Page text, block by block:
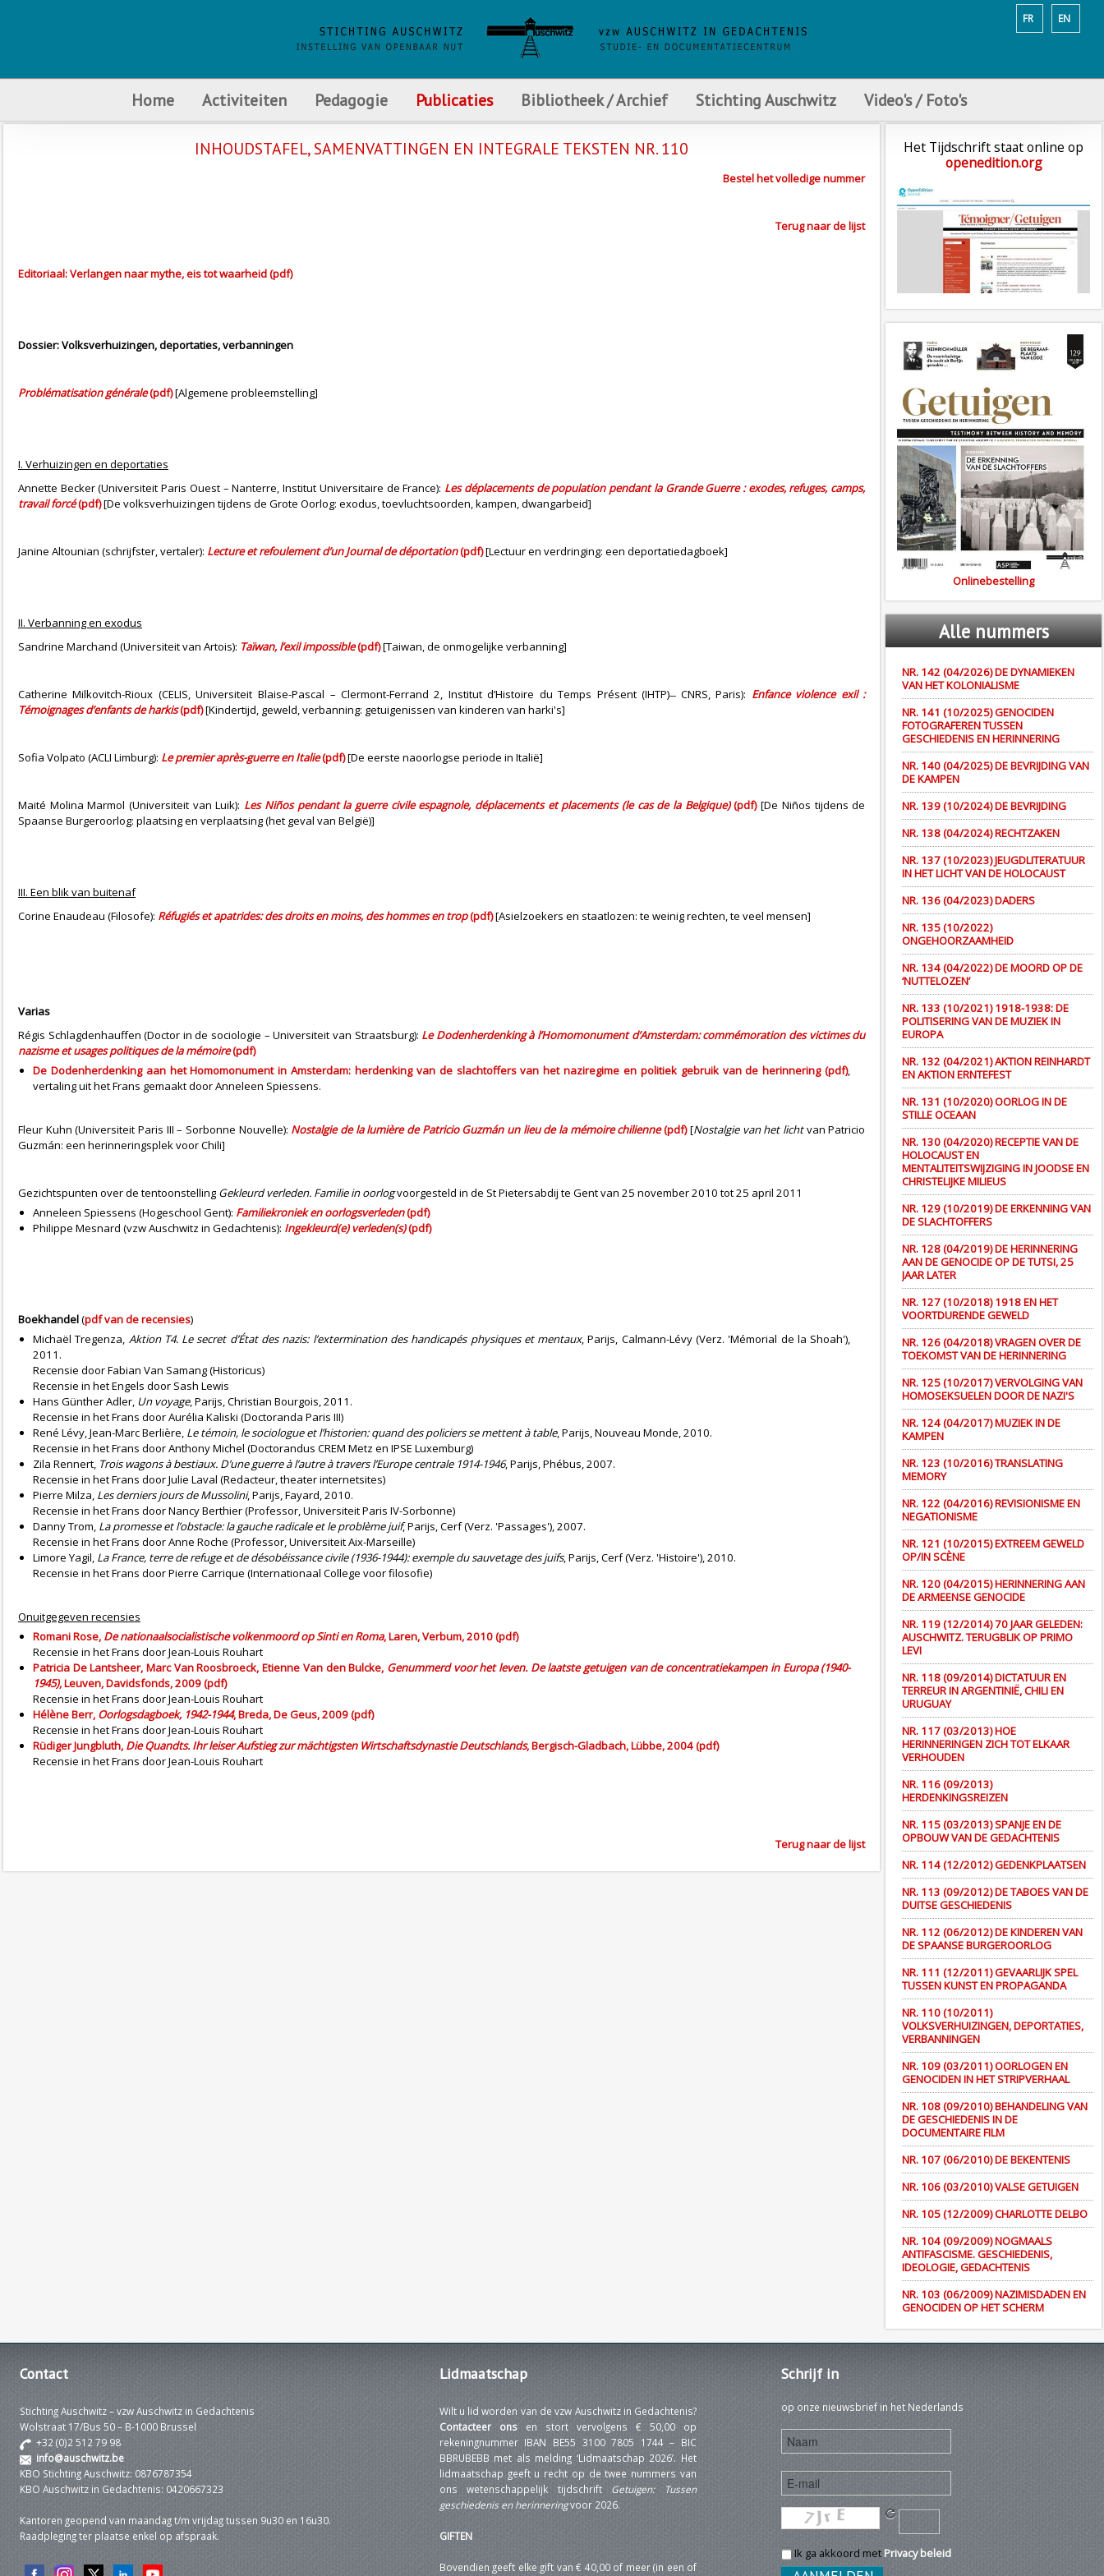
EN
FR
Home Activiteiten Pedagogie Publicaties Bibliotheek / Archief Stichting Auschwitz Video's / Foto's
INHOUDSTAFEL, SAMENVATTINGEN EN INTEGRALE TEKSTEN NR. 110
Bestel het volledige nummer
Terug naar de lijst
Editoriaal: Verlangen naar mythe, eis tot waarheid (pdf)
Dossier: Volksverhuizingen, deportaties, verbanningen
Problématisation générale(pdf)[Algemene probleemstelling]
I. Verhuizingen en deportaties
Annette Becker (Universiteit Paris Ouest – Nanterre, Institut Universitaire de France): Les déplacements de population pendant la Grande Guerre : exodes, refuges, camps,
travail forcé(pdf)[De volksverhuizingen tijdens de Grote Oorlog: exodus, toevluchtsoorden, kampen, dwangarbeid]
Janine Altounian (schrijfster, vertaler): Lecture et refoulement d’un Journal de déportation(pdf)[Lectuur en verdringing: een deportatiedagboek]
II. Verbanning en exodus
Sandrine Marchand (Universiteit van Artois): Taïwan, l’exil impossible(pdf)[Taiwan, de onmogelijke verbanning]
Catherine Milkovitch-Rioux (CELIS, Universiteit Blaise-Pascal – Clermont-Ferrand 2, Institut d’Histoire du Temps Présent (IHTP) ̶ CNRS, Paris): Enfance violence exil :
Témoignages d’enfants de harkis(pdf)[Kindertijd, geweld, verbanning: getuigenissen van kinderen van harki's]
Sofia Volpato (ACLI Limburg): Le premier après-guerre en Italie(pdf)[De eerste naoorlogse periode in Italië]
Maité Molina Marmol (Universiteit van Luik): Les Niños pendant la guerre civile espagnole, déplacements et placements (le cas de la Belgique)(pdf)[De Niños tijdens de
Spaanse Burgeroorlog: plaatsing en verplaatsing (het geval van België)]
III. Een blik van buitenaf
Corine Enaudeau (Filosofe): Réfugiés et apatrides: des droits en moins, des hommes en trop(pdf)[Asielzoekers en staatlozen: te weinig rechten, te veel mensen]
Varias
Régis Schlagdenhauffen (Doctor in de sociologie – Universiteit van Straatsburg): Le Dodenherdenking à l’Homomonument d’Amsterdam: commémoration des victimes du
nazisme et usages politiques de la mémoire(pdf)
De Dodenherdenking aan het Homomonument in Amsterdam: herdenking van de slachtoffers van het naziregime en politiek gebruik van de herinnering (pdf),
vertaling uit het Frans gemaakt door Anneleen Spiessens.
Fleur Kuhn (Universiteit Paris III – Sorbonne Nouvelle): Nostalgie de la lumière de Patricio Guzmán un lieu de la mémoire chilienne(pdf)[Nostalgie van het lichtvan Patricio
Guzmán: een herinneringsplek voor Chili]
Gezichtspunten over de tentoonstelling Gekleurd verleden. Familie in oorlogvoorgesteld in de St Pietersabdij te Gent van 25 november 2010 tot 25 april 2011
Anneleen Spiessens (Hogeschool Gent): Familiekroniek en oorlogsverleden(pdf)
Philippe Mesnard (vzw Auschwitz in Gedachtenis): Ingekleurd(e) verleden(s)(pdf)
Boekhandel(pdf van de recensies)
Michaël Tregenza, Aktion T4. Le secret d’État des nazis: l’extermination des handicapés physiques et mentaux, Parijs, Calmann-Lévy (Verz. 'Mémorial de la Shoah'),
2011.
Recensie door Fabian Van Samang (Historicus)
Recensie in het Engels door Sash Lewis
Hans Günther Adler, Un voyage, Parijs, Christian Bourgois, 2011.
Recensie in het Frans door Aurélia Kaliski (Doctoranda Paris III)
René Lévy, Jean-Marc Berlière, Le témoin, le sociologue et l’historien: quand des policiers se mettent à table, Parijs, Nouveau Monde, 2010.
Recensie in het Frans door Anthony Michel (Doctorandus CREM Metz en IPSE Luxemburg)
Zila Rennert, Trois wagons à bestiaux. D’une guerre à l’autre à travers l’Europe centrale 1914-1946, Parijs, Phébus, 2007.
Recensie in het Frans door Julie Laval (Redacteur, theater internetsites)
Pierre Milza, Les derniers jours de Mussolini, Parijs, Fayard, 2010.
Recensie in het Frans door Nancy Berthier (Professor, Universiteit Paris IV-Sorbonne)
Danny Trom, La promesse et l’obstacle: la gauche radicale et le problème juif, Parijs, Cerf (Verz. 'Passages'), 2007.
Recensie in het Frans door Anne Roche (Professor, Universiteit Aix-Marseille)
Limore Yagil, La France, terre de refuge et de désobéissance civile (1936-1944): exemple du sauvetage des juifs, Parijs, Cerf (Verz. 'Histoire'), 2010.
Recensie in het Frans door Pierre Carrique (Internationaal College voor filosofie)
Onuitgegeven recensies
Romani Rose, De nationaalsocialistische volkenmoord op Sinti en Roma, Laren, Verbum, 2010 (pdf)
Recensie in het Frans door Jean-Louis Rouhart
Patricia De Lantsheer, Marc Van Roosbroeck, Etienne Van den Bulcke, Genummerd voor het leven. De laatste getuigen van de concentratiekampen in Europa (1940-
1945), Leuven, Davidsfonds, 2009 (pdf)
Recensie in het Frans door Jean-Louis Rouhart
Hélène Berr, Oorlogsdagboek, 1942-1944, Breda, De Geus, 2009 (pdf)
Recensie in het Frans door Jean-Louis Rouhart
Rüdiger Jungbluth, Die Quandts. Ihr leiser Aufstieg zur mächtigsten Wirtschaftsdynastie Deutschlands, Bergisch-Gladbach, Lübbe, 2004 (pdf)
Recensie in het Frans door Jean-Louis Rouhart
Terug naar de lijst
Het Tijdschrift staat online op
openedition.org
Onlinebestelling
Allenummers
NR. 142 (04/2026) DE DYNAMIEKEN
VAN HET KOLONIALISME
NR. 141 (10/2025) GENOCIDEN
FOTOGRAFEREN TUSSEN
GESCHIEDENIS EN HERINNERING
NR. 140 (04/2025) DE BEVRIJDING VAN
DE KAMPEN
NR. 139 (10/2024) DE BEVRIJDING
NR. 138 (04/2024) RECHTZAKEN
NR. 137 (10/2023) JEUGDLITERATUUR
IN HET LICHT VAN DE HOLOCAUST
NR. 136 (04/2023) DADERS
NR. 135 (10/2022)
ONGEHOORZAAMHEID
NR. 134 (04/2022) DE MOORD OP DE
‘NUTTELOZEN’
NR. 133 (10/2021) 1918-1938: DE
POLITISERING VAN DE MUZIEK IN
EUROPA
NR. 132 (04/2021) AKTION REINHARDT
EN AKTION ERNTEFEST
NR. 131 (10/2020) OORLOG IN DE
STILLE OCEAAN
NR. 130 (04/2020) RECEPTIE VAN DE
HOLOCAUST EN
MENTALITEITSWIJZIGING IN JOODSE EN
CHRISTELIJKE MILIEUS
NR. 129 (10/2019) DE ERKENNING VAN
DE SLACHTOFFERS
NR. 128 (04/2019) DE HERINNERING
AAN DE GENOCIDE OP DE TUTSI, 25
JAAR LATER
NR. 127 (10/2018) 1918 EN HET
VOORTDURENDE GEWELD
NR. 126 (04/2018) VRAGEN OVER DE
TOEKOMST VAN DE HERINNERING
NR. 125 (10/2017) VERVOLGING VAN
HOMOSEKSUELEN DOOR DE NAZI'S
NR. 124 (04/2017) MUZIEK IN DE
KAMPEN
NR. 123 (10/2016) TRANSLATING
MEMORY
NR. 122 (04/2016) REVISIONISME EN
NEGATIONISME
NR. 121 (10/2015) EXTREEM GEWELD
OP/IN SCÈNE
NR. 120 (04/2015) HERINNERING AAN
DE ARMEENSE GENOCIDE
NR. 119 (12/2014) 70 JAAR GELEDEN:
AUSCHWITZ. TERUGBLIK OP PRIMO
LEVI
NR. 118 (09/2014) DICTATUUR EN
TERREUR IN ARGENTINIË, CHILI EN
URUGUAY
NR. 117 (03/2013) HOE
HERINNERINGEN ZICH TOT ELKAAR
VERHOUDEN
NR. 116 (09/2013)
HERDENKINGSREIZEN
NR. 115 (03/2013) SPANJE EN DE
OPBOUW VAN DE GEDACHTENIS
NR. 114 (12/2012) GEDENKPLAATSEN
NR. 113 (09/2012) DE TABOES VAN DE
DUITSE GESCHIEDENIS
NR. 112 (06/2012) DE KINDEREN VAN
DE SPAANSE BURGEROORLOG
NR. 111 (12/2011) GEVAARLIJK SPEL
TUSSEN KUNST EN PROPAGANDA
NR. 110 (10/2011)
VOLKSVERHUIZINGEN, DEPORTATIES,
VERBANNINGEN
NR. 109 (03/2011) OORLOGEN EN
GENOCIDEN IN HET STRIPVERHAAL
NR. 108 (09/2010) BEHANDELING VAN
DE GESCHIEDENIS IN DE
DOCUMENTAIRE FILM
NR. 107 (06/2010) DE BEKENTENIS
NR. 106 (03/2010) VALSE GETUIGEN
NR. 105 (12/2009) CHARLOTTE DELBO
NR. 104 (09/2009) NOGMAALS
ANTIFASCISME. GESCHIEDENIS,
IDEOLOGIE, GEDACHTENIS
NR. 103 (06/2009) NAZIMISDADEN EN
GENOCIDEN OP HET SCHERM
Contact
Stichting Auschwitz – vzw Auschwitz in Gedachtenis
Wolstraat 17/Bus 50 – B-1000 Brussel
+32 (0)2 512 79 98
info@auschwitz.be
KBO Stichting Auschwitz: 0876787354
KBO Auschwitz in Gedachtenis: 0420667323
Kantoren geopend van maandag t/m vrijdag tussen 9u30 en 16u30.
Raadpleging ter plaatse enkel op afspraak.
Lidmaatschap
Wilt u lid worden van de vzw Auschwitz in Gedachtenis?
Contacteer onsen stort vervolgens € 50,00 op
rekeningnummer IBAN BE55 3100 7805 1744 – BIC
BBRUBEBB met als melding ‘Lidmaatschap 2026’. Het
lidmaatschap geeft u recht op de twee nummers van
ons wetenschappelijk tijdschrift Getuigen: Tussen
geschiedenis en herinneringvoor 2026.
GIFTEN
Bovendien geeft elke gift van € 40,00 of meer (in een of
Schrijf in
op onze nieuwsbrief in het Nederlands
Ik ga akkoord met Privacy beleid